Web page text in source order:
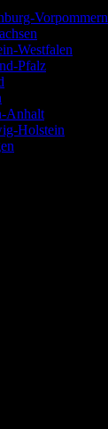
Vorpommern
Westfalen
Pfalz
Anhalt
Holstein